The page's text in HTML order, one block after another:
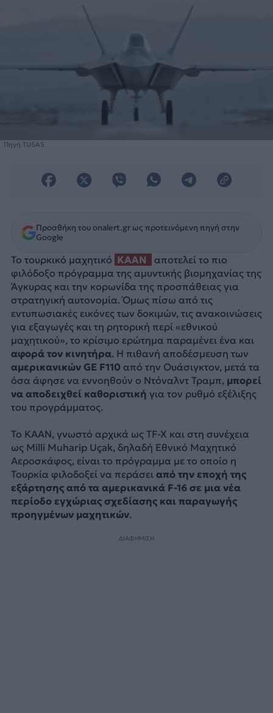
Πηγή TUSAS
Προσθήκη του onalert.gr ως προτεινόμενη πηγή στην
Google
Το τουρκικό μαχητικό KAAN
αποτελεί το πιο
φιλόδοξο πρόγραμμα της αμυντικής βιομηχανίας της
Άγκυρας και την κορωνίδα της προσπάθειας για
στρατηγική αυτονομία. Όμως πίσω από τις
εντυπωσιακές εικόνες των δοκιμών, τις ανακοινώσεις
για εξαγωγές και τη ρητορική περί «εθνικού
μαχητικού», το κρίσιμο ερώτημα παραμένει ένα και
αφορά τον κινητήρα. H πιθανή αποδέσμευση των
αμερικανικών GE F110 από την Ουάσιγκτον, μετά τα
όσα άφησε να εννοηθούν ο Ντόναλντ Τραμπ, μπορεί
να αποδειχθεί καθοριστική για τον ρυθμό εξέλιξης
του προγράμματος.
Το KAAN, γνωστό αρχικά ως TF-X και στη συνέχεια
ως Milli Muharip Uçak, δηλαδή Εθνικό Μαχητικό
Αεροσκάφος, είναι το πρόγραμμα με το οποίο η
Τουρκία φιλοδοξεί να περάσει από την εποχή της
εξάρτησης από τα αμερικανικά F-16 σε μια νέα
περίοδο εγχώριας σχεδίασης και παραγωγής
προηγμένων μαχητικών.
ΔΙΑΦΗΜΙΣΗ